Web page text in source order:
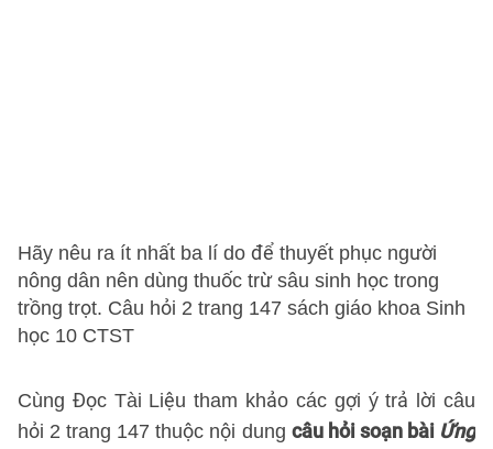
Hãy nêu ra ít nhất ba lí do để thuyết phục người
nông dân nên dùng thuốc trừ sâu sinh học trong
trồng trọt. Câu hỏi 2 trang 147 sách giáo khoa Sinh
học 10 CTST
Cùng Đọc Tài Liệu tham khảo các gợi ý trả lời câu
hỏi 2 trang 147 thuộc nội dung câu hỏi soạn bài Ứng